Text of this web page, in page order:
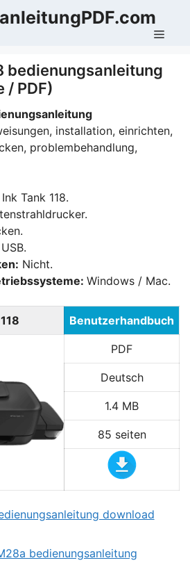
bedienungsanleitung
/ PDF)
installation, einrichten,
problembehandlung,
Tank 118.
USB.
Nicht.
Windows / Mac.
Benutzerhandbuch
PDF
Deutsch
1.4 MB
85 seiten
download
bedienungsanleitung